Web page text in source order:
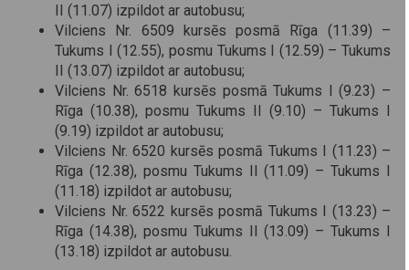
II (11.07) izpildot ar autobusu;
Vilciens Nr. 6509 kursēs posmā Rīga (11.39) –
Tukums I (12.55), posmu Tukums I (12.59) – Tukums
II (13.07) izpildot ar autobusu;
Vilciens Nr. 6518 kursēs posmā Tukums I (9.23) –
Rīga (10.38), posmu Tukums II (9.10) – Tukums I
(9.19) izpildot ar autobusu;
Vilciens Nr. 6520 kursēs posmā Tukums I (11.23) –
Rīga (12.38), posmu Tukums II (11.09) – Tukums I
(11.18) izpildot ar autobusu;
Vilciens Nr. 6522 kursēs posmā Tukums I (13.23) –
Rīga (14.38), posmu Tukums II (13.09) – Tukums I
(13.18) izpildot ar autobusu.